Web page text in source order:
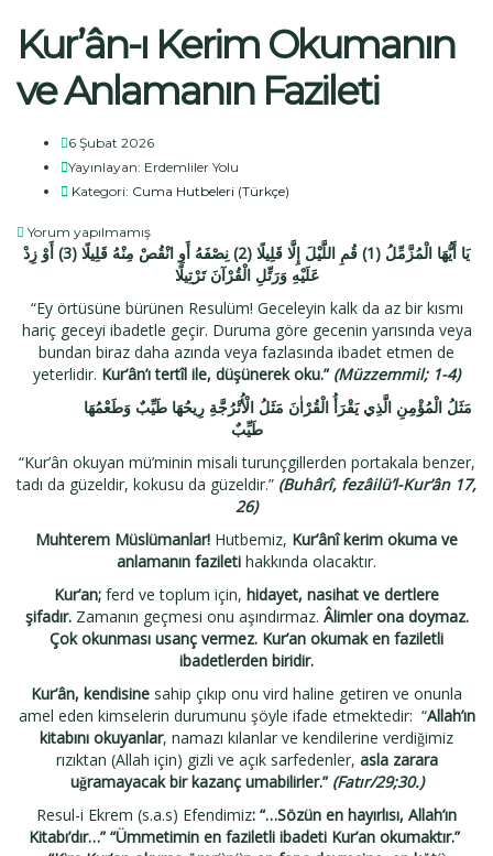
Kur’ân-ı Kerim Okumanın
ve Anlamanın Fazileti
6 Şubat 2026
Yayınlayan: Erdemliler Yolu
Kategori: Cuma Hutbeleri (Türkçe)
Yorum yapılmamış
يَا أَيُّهَا الْمُزَّمِّلُ (1) قُمِ اللَّيْلَ إِلَّا قَلِيلًا (2) نِصْفَهُ أَوِ انْقُصْ مِنْهُ قَلِيلًا (3)
أَوْ زِدْ
عَلَيْهِ وَرَتِّلِ الْقُرْآنَ تَرْتِيلًا
“Ey örtüsüne bürünen Resulüm! Geceleyin kalk da az bir kısmı
hariç geceyi ibadetle geçir. Duruma göre gecenin yarısında veya
bundan biraz daha azında veya fazlasında ibadet etmen de
yeterlidir. Kur’ân’ı tertîl ile, düşünerek oku.” (Müzzemmil; 1-4)
مَثَلُ الْمُؤْمِنِ الَّذِي يَقْرَأُ الْقُرْاٰنَ مَثَلُ الْأُتْرُجَّةِ رِيحُهَا طَيِّبٌ وَطَعْمُهَا
طَيِّبٌ
“Kur’ân okuyan mü’minin misali turunçgillerden portakala benzer,
tadı da güzeldir, kokusu da güzeldir.” (Buhârî, fezâilü’l-Kur’ân 17,
26)
Muhterem Müslümanlar! Hutbemiz, Kur’ânî kerim okuma ve
anlamanın fazileti hakkında olacaktır.
Kur’an; ferd ve toplum için, hidayet, nasihat ve dertlere
şifadır.Zamanın geçmesi onu aşındırmaz. Âlimler ona doymaz.
Çok okunması usanç vermez. Kur’an okumak en faziletli
ibadetlerden biridir.
Kur’ân, kendisine sahip çıkıp onu vird haline getiren ve onunla
amel eden kimselerin durumunu şöyle ifade etmektedir: “Allah’ın
kitabını okuyanlar, namazı kılanlar ve kendilerine verdiğimiz
rızıktan (Allah için) gizli ve açık sarfedenler, asla zarara
uğramayacak bir kazanç umabilirler.” (Fatır/29;30.)
Resul-i Ekrem (s.a.s) Efendimiz: “…Sözün en hayırlısı, Allah’ın
Kitabı’dır…” “Ümmetimin en faziletli ibadeti Kur’an okumaktır.”